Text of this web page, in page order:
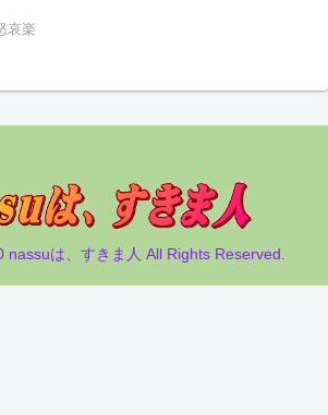
哀楽
nassuは、すきま人 All Rights Reserved.